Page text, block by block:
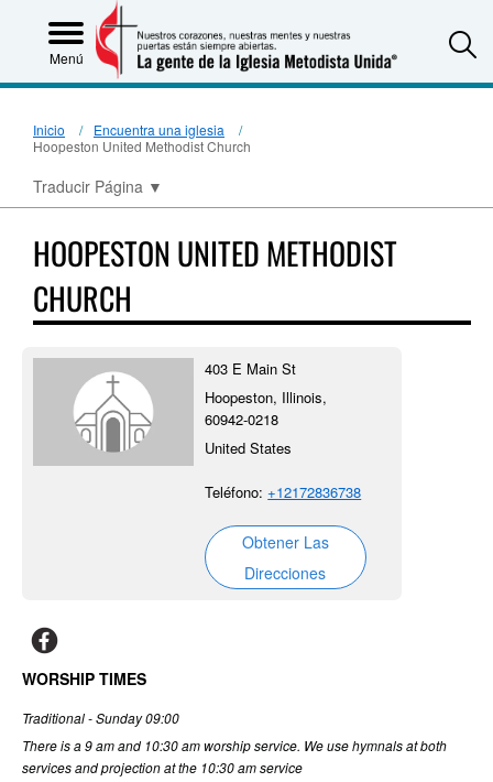
Menú
Inicio
Encuentra una iglesia
Hoopeston United Methodist Church
Traducir Página ▼
HOOPESTON UNITED METHODIST
CHURCH
403 E Main St
Hoopeston, Illinois,
60942-0218
United States
Teléfono:+12172836738
Obtener Las
Direcciones
WORSHIP TIMES
Traditional - Sunday 09:00
There is a 9 am and 10:30 am worship service. We use hymnals at both
services and projection at the 10:30 am service